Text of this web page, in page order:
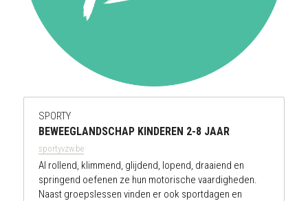
SPORTY
BEWEEGLANDSCHAP KINDEREN 2-8 JAAR
sportyvzw.be
Al rollend, klimmend, glijdend, lopend, draaiend en
springend oefenen ze hun motorische vaardigheden.
Naast groepslessen vinden er ook sportdagen en